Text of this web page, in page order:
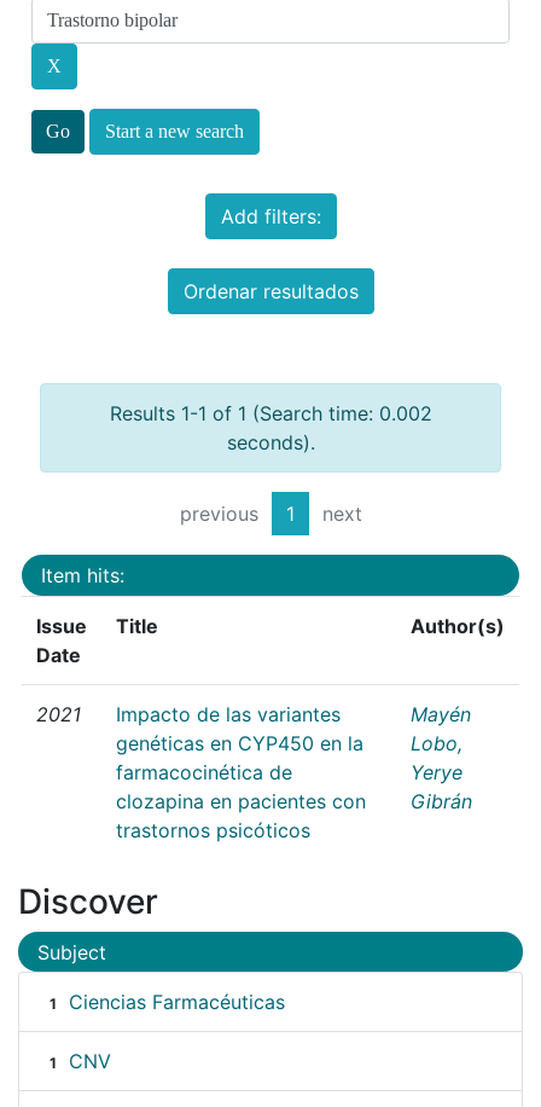
Start a new search
Add filters:
Ordenar resultados
Results 1-1 of 1 (Search time: 0.002
seconds).
previous 1 next
Item hits:
Issue
Date
Title Author(s)
2021
Impacto de las variantes
genéticas en CYP450 en la
farmacocinética de
clozapina en pacientes con
trastornos psicóticos
Mayén
Lobo,
Yerye
Gibrán
Discover
Subject
1 Ciencias Farmacéuticas
1 CNV